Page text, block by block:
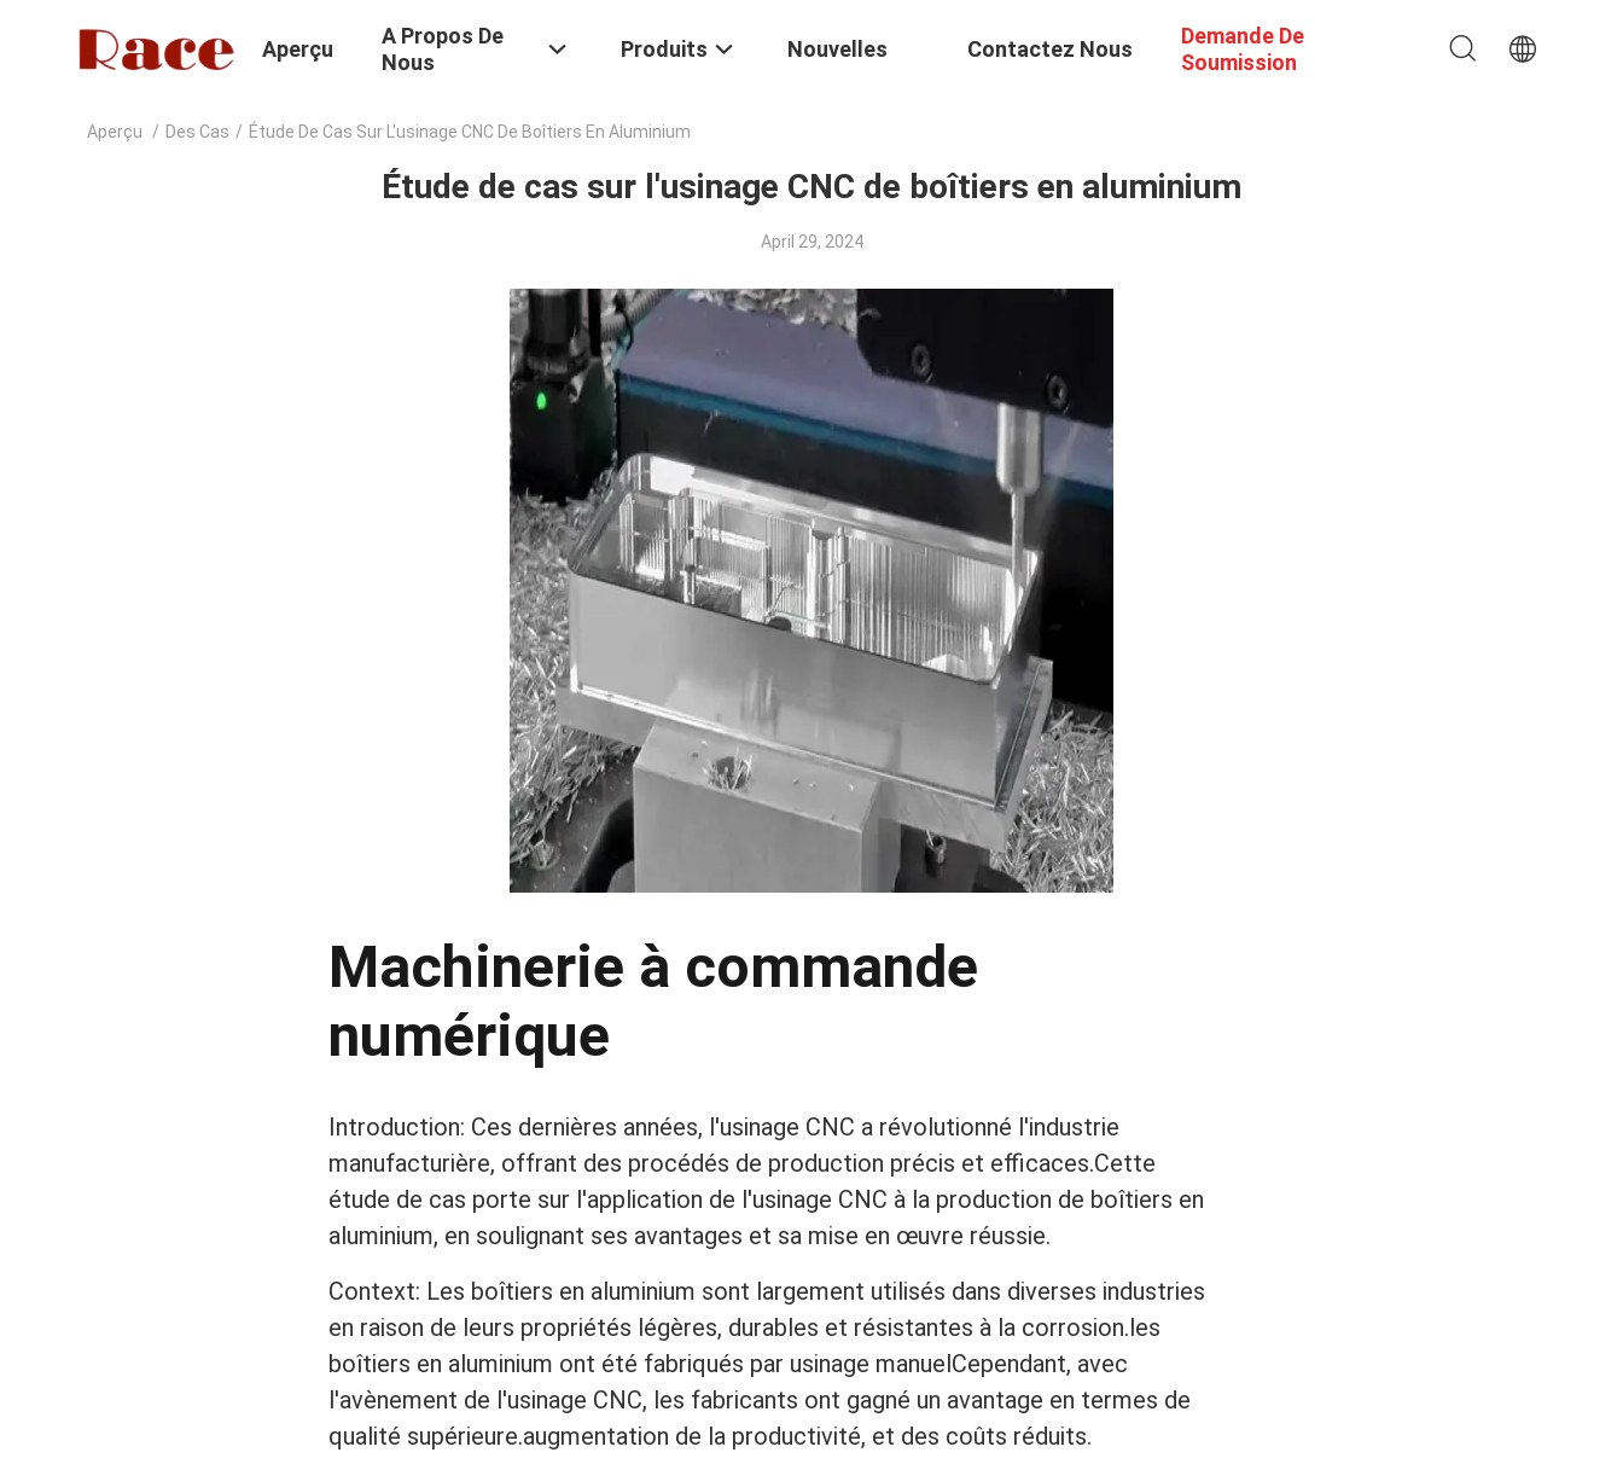
Aperçu
A Propos De
Nous
Produits Nouvelles Contactez Nous
Demande De
Soumission
Aperçu / Des Cas / Étude De Cas Sur L'usinage CNC De Boîtiers En Aluminium
Étude de cas sur l'usinage CNC de boîtiers en aluminium
April 29, 2024
Machinerie à commande
numérique
Introduction: Ces dernières années, l'usinage CNC a révolutionné l'industrie
manufacturière, offrant des procédés de production précis et efficaces.Cette
étude de cas porte sur l'application de l'usinage CNC à la production de boîtiers en
aluminium, en soulignant ses avantages et sa mise en œuvre réussie.
Context: Les boîtiers en aluminium sont largement utilisés dans diverses industries
en raison de leurs propriétés légères, durables et résistantes à la corrosion.les
boîtiers en aluminium ont été fabriqués par usinage manuelCependant, avec
l'avènement de l'usinage CNC, les fabricants ont gagné un avantage en termes de
qualité supérieure.augmentation de la productivité, et des coûts réduits.